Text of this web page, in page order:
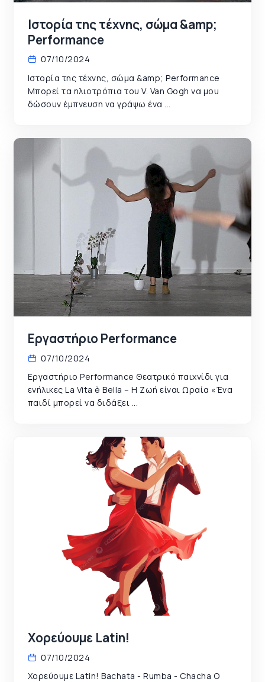
Ιστορία της τέχνης, σώμα &amp;
Performance
07/10/2024
Ιστορία της τέχνης, σώμα &amp; Performance
Μπορεί τα ηλιοτρόπια του V. Van Gogh να μου
δώσουν έμπνευση να γράψω ένα ...
Εργαστήριο Performance
07/10/2024
Εργαστήριο Performance Θεατρικό παιχνίδι για
ενήλικες La Vita è Bella – Η Ζωή είναι Ωραία «Ένα
παιδί μπορεί να διδάξει ...
Χορεύουμε Latin!
07/10/2024
Χορεύουμε Latin! Bachata - Rumba - Chacha Ο